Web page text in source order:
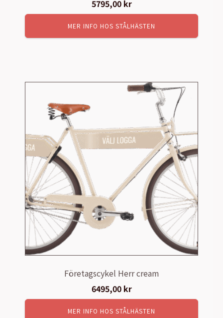
Det
ursprungliga
priset
var:
5795,00 krDet
nuvarande
priset
är:
MER INFO HOS STÅLHÄSTEN
Företagscykel Herr cream
6495,00 kr
MER INFO HOS STÅLHÄSTEN